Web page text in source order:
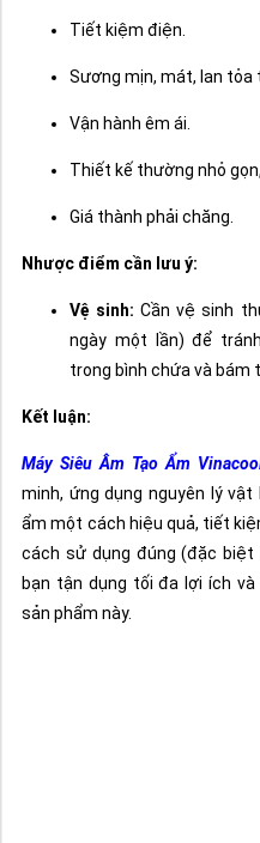
Tiết kiệm điện.
Sương mịn, mát, lan tỏa
Vận hành êm ái.
Thiết kế thường nhỏ
Giá thành phải chăng.
Nhược điểm cần lưu ý:
Vệ sinh: Cần vệ sinh
ngày một lần) để
trong bình chứa và bám
Kết luận:
Máy Siêu Âm Tạo Ẩm
minh, ứng dụng nguyên lý
ẩm một cách hiệu quả, tiết
cách sử dụng đúng (đặc
bạn tận dụng tối đa lợi ích
sản phẩm này.